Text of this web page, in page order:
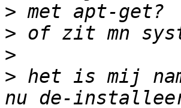
>
>
>
> het is mij